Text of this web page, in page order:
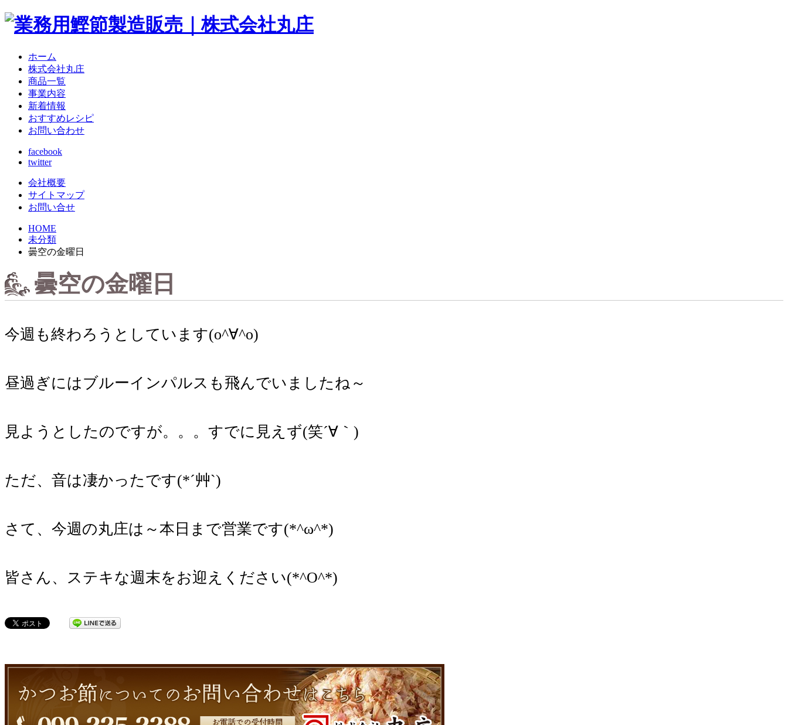
ホーム
株式会社丸庄
商品一覧
事業内容
新着情報
おすすめレシピ
お問い合わせ
facebook
twitter
会社概要
サイトマップ
お問い合せ
HOME
未分類
曇空の金曜日
曇空の金曜日
今週も終わろうとしています(o^∀^o)
昼過ぎにはブルーインパルスも飛んでいましたね～
見ようとしたのですが。。。すでに見えず(笑´∀｀)
ただ、音は凄かったです(*´艸`)
さて、今週の丸庄は～本日まで営業です(*^ω^*)
皆さん、ステキな週末をお迎えください(*^O^*)